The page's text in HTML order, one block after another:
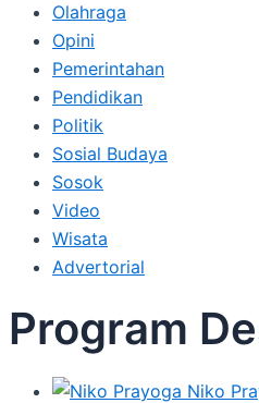
Olahraga
Opini
Pemerintahan
Pendidikan
Politik
Sosial Budaya
Sosok
Video
Wisata
Advertorial
Program
Niko